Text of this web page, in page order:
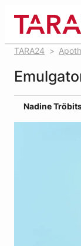
springen
TARA24
Nadine